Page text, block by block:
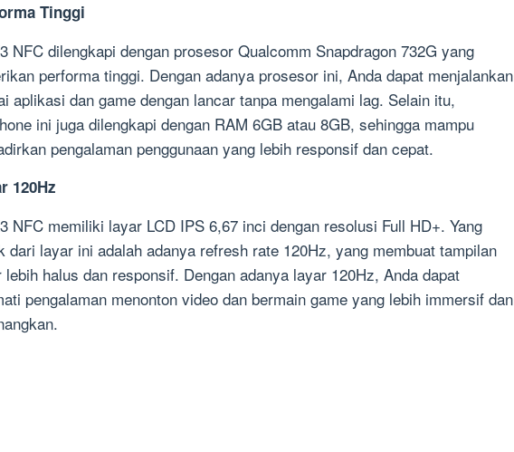
Tinggi
NFC dilengkapi dengan prosesor Qualcomm Snapdragon 732G yang
performa tinggi. Dengan adanya prosesor ini, Anda dapat menjalankan
aplikasi dan game dengan lancar tanpa mengalami lag. Selain itu,
ini juga dilengkapi dengan RAM 6GB atau 8GB, sehingga mampu
pengalaman penggunaan yang lebih responsif dan cepat.
120Hz
NFC memiliki layar LCD IPS 6,67 inci dengan resolusi Full HD+. Yang
dari layar ini adalah adanya refresh rate 120Hz, yang membuat tampilan
lebih halus dan responsif. Dengan adanya layar 120Hz, Anda dapat
pengalaman menonton video dan bermain game yang lebih immersif dan